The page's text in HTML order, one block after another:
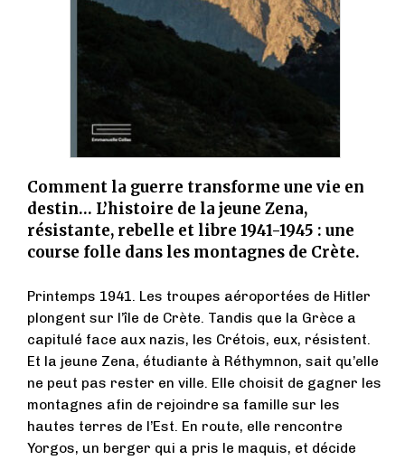
Comment la guerre transforme une vie en
destin… L’histoire de la jeune Zena,
résistante, rebelle et libre 1941-1945 : une
course folle dans les montagnes de Crète.
Printemps 1941. Les troupes aéroportées de Hitler
plongent sur l’île de Crète. Tandis que la Grèce a
capitulé face aux nazis, les Crétois, eux, résistent.
Et la jeune Zena, étudiante à Réthymnon, sait qu’elle
ne peut pas rester en ville. Elle choisit de gagner les
montagnes afin de rejoindre sa famille sur les
hautes terres de l’Est. En route, elle rencontre
Yorgos, un berger qui a pris le maquis, et décide